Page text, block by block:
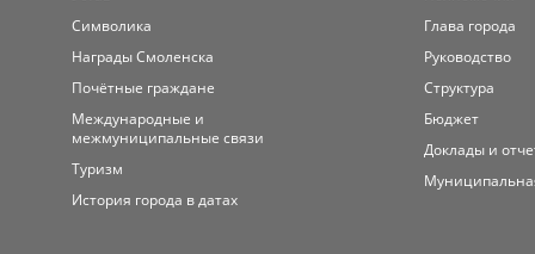
Символика
Награды Смоленска
Почётные граждане
Международные и
межмуниципальные связи
Туризм
История города в датах
Глава города
Руководство
Структура
Бюджет
Доклады и